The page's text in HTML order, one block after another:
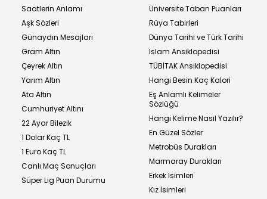
Saatlerin Anlamı
Aşk Sözleri
Günaydın Mesajları
Gram Altın
Çeyrek Altın
Yarım Altın
Ata Altın
Cumhuriyet Altını
22 Ayar Bilezik
1 Dolar Kaç TL
1 Euro Kaç TL
Canlı Maç Sonuçları
Süper Lig Puan Durumu
Üniversite Taban Puanları
Rüya Tabirleri
Dünya Tarihi ve Türk Tarihi
İslam Ansiklopedisi
TÜBİTAK Ansiklopedisi
Hangi Besin Kaç Kalori
Eş Anlamlı Kelimeler
Sözlüğü
Hangi Kelime Nasıl Yazılır?
En Güzel Sözler
Metrobüs Durakları
Marmaray Durakları
Erkek İsimleri
Kız İsimleri